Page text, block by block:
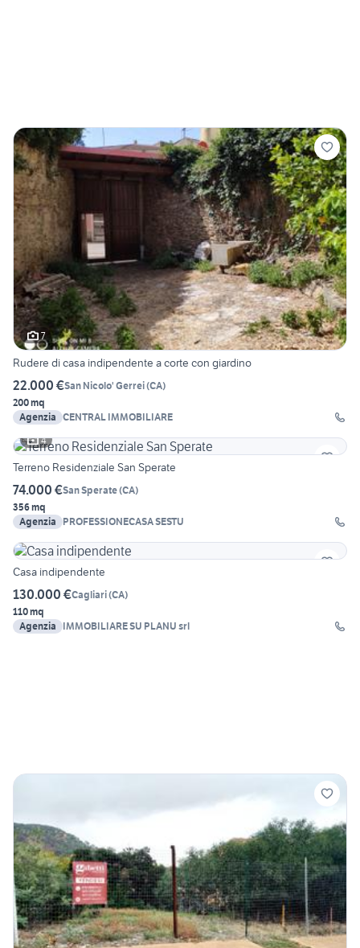
7
Rudere di casa indipendente a corte con giardino
22.000 €San Nicolo' Gerrei(CA)
200 mq
Agenzia CENTRAL IMMOBILIARE
4
Terreno Residenziale San Sperate
74.000 €San Sperate(CA)
356 mq
Agenzia
PROFESSIONECASA SESTU
Casa indipendente
130.000 €Cagliari(CA)
110 mq
Agenzia
IMMOBILIARE SU PLANU srl